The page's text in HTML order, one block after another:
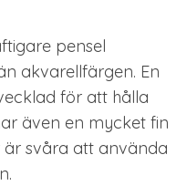
pensel
akvarellfärgen. En
för att hålla
även en mycket fin
är svåra att använda